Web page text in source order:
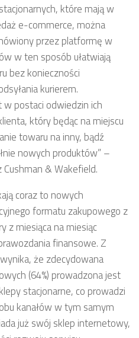
które mają w
e-commerce, można
przez platformę w
w ten sposób ułatwiają
bez konieczności
kurierem.
w postaci odwiedzin ich
który będąc na miejscu
towaru na inny, bądź
nowych produktów” –
& Wakefield.
coraz to nowych
formatu zakupowego z
miesiąca na miesiąc
finansowe. Z
że zdecydowana
(64%) prowadzona jest
stacjonarne, co prowadzi
kanałów w tym samym
już swój sklep internetowy,